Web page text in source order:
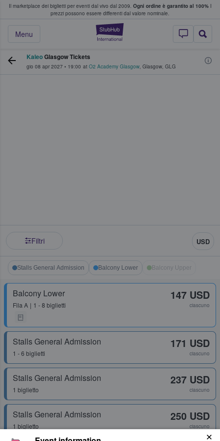
Il marketplace dei biglietti per eventi dal vivo dal 2009. Ogni ordine è garantito al 100%I
prezzi possono essere differenti dal valore nominale.
StubHub - Dove
Menu
fan comprano e vendono biglietti
KaleoGlasgow Tickets
gio 08 apr 2027 • 19:00 at O2 Academy Glasgow, Glasgow, GLG
Filtri USD
Stalls General Admission Balcony Lower Balcony Upper
Balcony Lower
Fila A 1 - 8 biglietti
147 USD
ciascuno
Stalls General Admission
1 - 6 biglietti
171 USD
ciascuno
Stalls General Admission
1 biglietto
237 USD
ciascuno
Stalls General Admission
1 biglietto
250 USD
ciascuno